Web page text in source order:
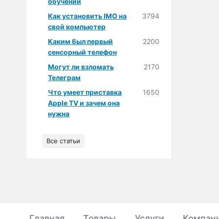
Как установить IMO на
свой компьютер
3794
Каким был первый
сенсорный телефон
2200
Могут ли взломать
Телеграм
2170
Что умеет приставка
Apple TV и зачем она
нужна
1650
Все статьи